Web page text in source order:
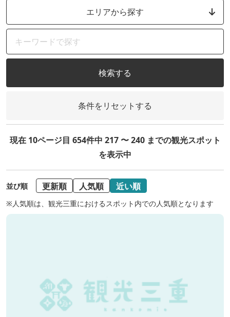
エリアから探す
検索する
条件をリセットする
現在 10ページ目 654件中 217 〜 240 までの観光スポット
を表示中
並び順 更新順 人気順 近い順
※人気順は、観光三重におけるスポット内での人気順となります